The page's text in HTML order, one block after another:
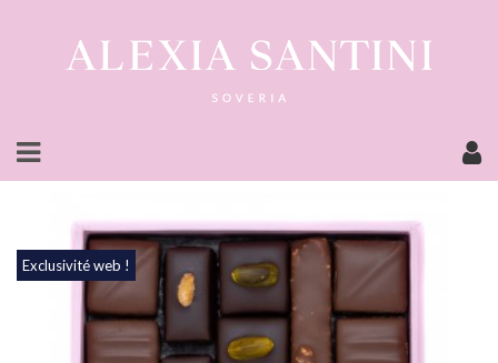
Exclusivité web !